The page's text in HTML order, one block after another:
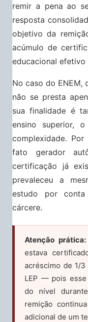
remir a pena ao
resposta
objetivo da
acúmulo de
educacional efetivo
No caso do ENEM,
não se presta
sua finalidade é
ensino superior,
complexidade.
fato gerador
certificação já
prevaleceu a
estudo por
cárcere.
Atenção prática:
estava
acréscimo de 1/
LEP — pois
do nível
remição
adicional de um